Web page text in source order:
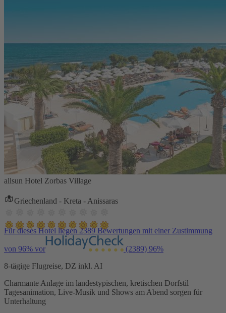
allsun Hotel Zorbas Village
Griechenland - Kreta - Anissaras
Für dieses Hotel liegen 2389 Bewertungen mit einer Zustimmung
von 96% vor (2389) 96%
8-tägige Flugreise, DZ inkl. AI
Charmante Anlage im landestypischen, kretischen Dorfstil
Tagesanimation, Live-Musik und Shows am Abend sorgen für
Unterhaltung